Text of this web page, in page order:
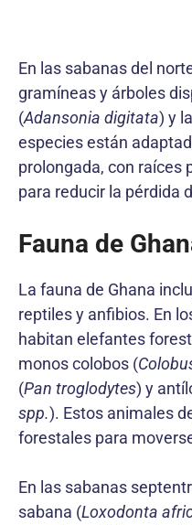
En las sabanas del
gramíneas y árboles
(Adansonia digitata) y
especies están
prolongada, con raíces
para reducir la pérdida
Fauna de
La fauna de Ghana
reptiles y anfibios. En
habitan elefantes
monos colobos (
(Pan troglodytes) y
spp.). Estos animales
forestales para
En las sabanas
sabana (Loxodonta